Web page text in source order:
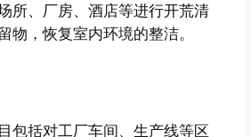
所、厂房、酒店等进行开荒清
物，恢复室内环境的整洁。
包括对工厂车间、生产线等区